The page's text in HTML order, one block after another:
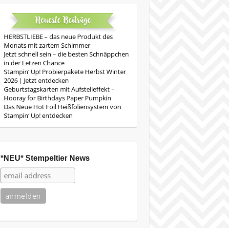
Neueste Beiträge
HERBSTLIEBE – das neue Produkt des
Monats mit zartem Schimmer
Jetzt schnell sein – die besten Schnäppchen
in der Letzen Chance
Stampin‘ Up! Probierpakete Herbst Winter
2026 | Jetzt entdecken
Geburtstagskarten mit Aufstelleffekt –
Hooray for Birthdays Paper Pumpkin
Das Neue Hot Foil Heißfoliensystem von
Stampin‘ Up! entdecken
*NEU* Stempeltier News